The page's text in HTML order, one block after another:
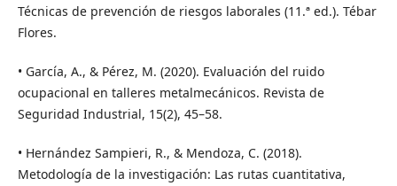
Técnicas de prevención de riesgos laborales (11.ª ed.). Tébar
Flores.
• García, A., & Pérez, M. (2020). Evaluación del ruido
ocupacional en talleres metalmecánicos. Revista de
Seguridad Industrial, 15(2), 45–58.
• Hernández Sampieri, R., & Mendoza, C. (2018).
Metodología de la investigación: Las rutas cuantitativa,